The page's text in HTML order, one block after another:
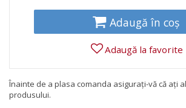
Adaugă în coș
Adaugă la favorite
Înainte de a plasa comanda asigurați-vă că ați
produsului.